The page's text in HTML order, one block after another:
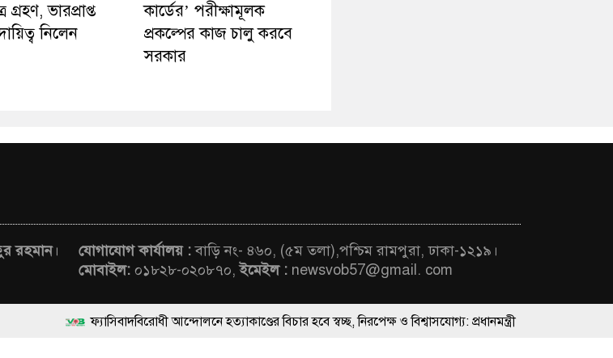
ভারপ্রাপ্ত
নিলেন
কার্ডের’ পরীক্ষামূলক
প্রকল্পের কাজ চালু করবে
সরকার
রহমান। যোগাযোগ কার্যালয় :বাড়ি নং- ৪৬০, (৫ম তলা),পশ্চিম রামপুরা, ঢাকা-১২১৯।
মোবাইল: ০১৮২৮-০২০৮৭০,ইমেইল : newsvob57@gmail. com
Bangladesh | Theme Developed BY ThemesBazar.Com
ফ্যাসিবাদবিরোধী আন্দোলনে হত্যাকাণ্ডের বিচার হবে স্বচ্ছ, নিরপেক্ষ ও বিশ্বাসযোগ্য: প্রধানমন্ত্রী